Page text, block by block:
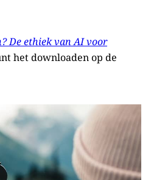
De ethiek van AI voor
het downloaden op de